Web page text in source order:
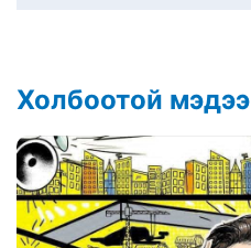
Холбоотой мэдээ